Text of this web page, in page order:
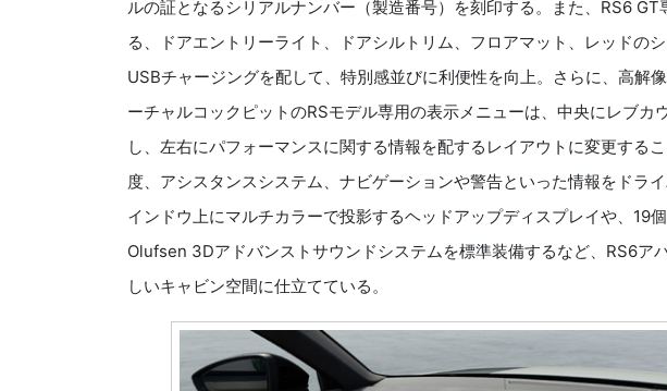
ルの証となるシリアルナンバー（製造番号）を刻印する。また、RS6
る、ドアエントリーライト、ドアシルトリム、フロアマット、レッドの
USBチャージングを配して、特別感並びに利便性を向上。さらに、高解
ーチャルコックピットのRSモデル専用の表示メニューは、中央にレブカ
し、左右にパフォーマンスに関する情報を配するレイアウトに変更する
度、アシスタンスシステム、ナビゲーションや警告といった情報をドラ
インドウ上にマルチカラーで投影するヘッドアップディスプレイや、19
Olufsen 3Dアドバンストサウンドシステムを標準装備するなど、RS6ア
しいキャビン空間に仕立てている。